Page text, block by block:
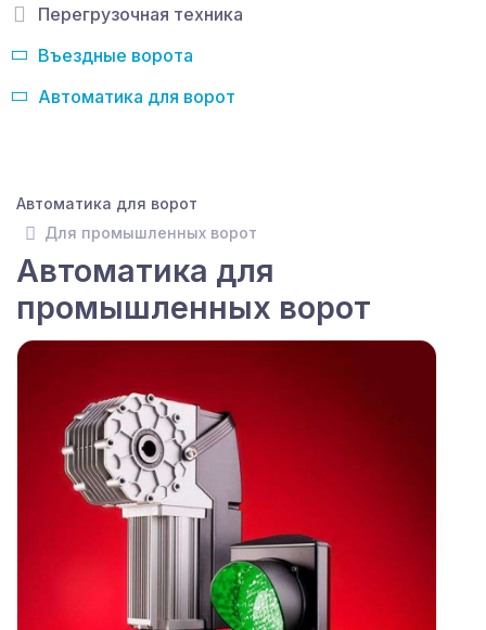
Перегрузочная техника
Въездные ворота
Автоматика для ворот
Автоматика для ворот
Для промышленных ворот
Автоматика для
промышленных ворот